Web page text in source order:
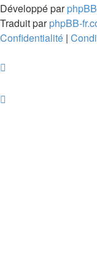
Développé parphpBB
Traduit parphpBB-
Confidentialité |